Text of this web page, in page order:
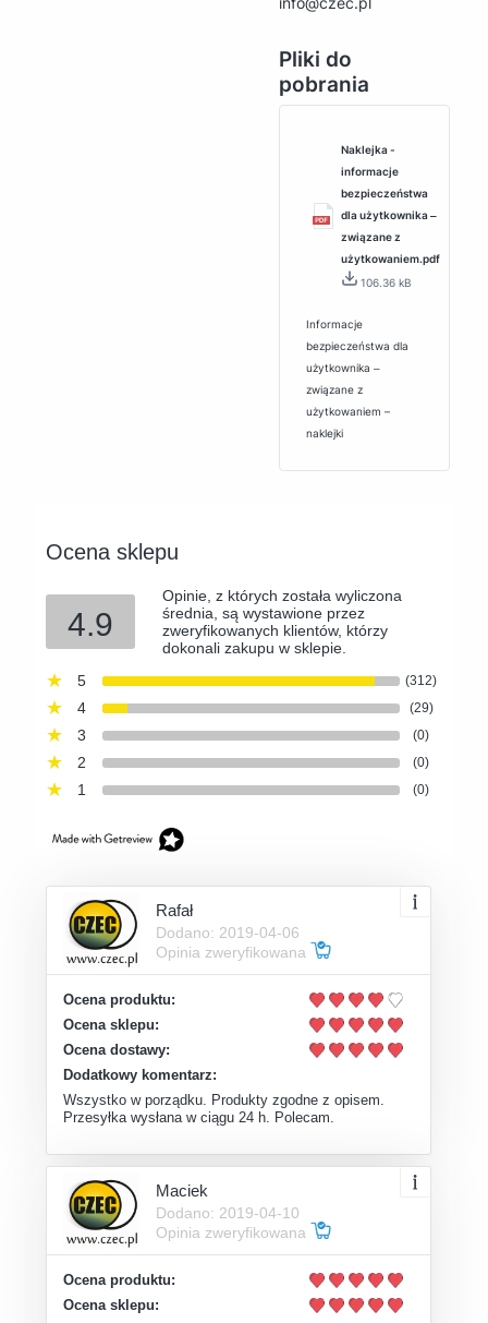
Pliki do
pobrania
Naklejka -
informacje
bezpieczeństwa
dla użytkownika ‒
związane z
użytkowaniem.pdf
106.36 kB
Informacje
bezpieczeństwa dla
użytkownika ‒
związane z
użytkowaniem –
naklejki
Ocena sklepu
4.9
Opinie, z których została wyliczona
średnia, są wystawione przez
zweryfikowanych klientów, którzy
dokonali zakupu w sklepie.
5
(312)
4 (29)
3 (0)
2 (0)
1 (0)
Rafał
Dodano: 2019-04-06
Opinia zweryfikowana
Ocena produktu:
Ocena sklepu:
Ocena dostawy:
Dodatkowy komentarz:
Wszystko w porządku. Produkty zgodne z opisem.
Przesyłka wysłana w ciągu 24 h. Polecam.
Maciek
Dodano: 2019-04-10
Opinia zweryfikowana
Ocena produktu:
Ocena sklepu: